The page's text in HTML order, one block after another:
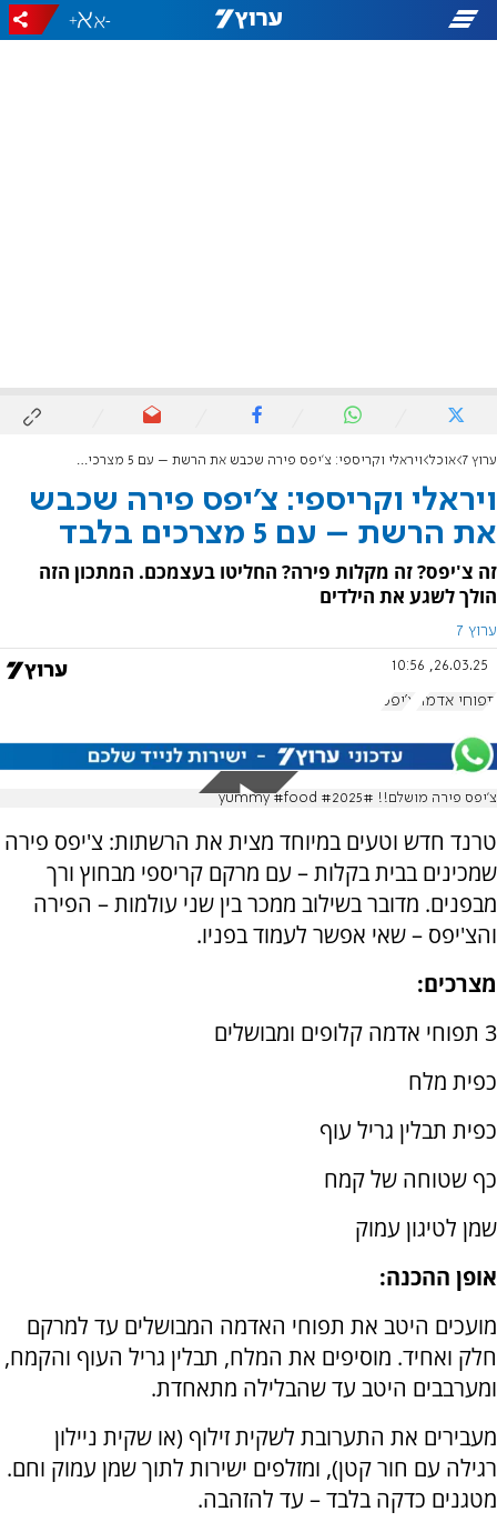
-
+
ערוץ 7 אוכל ויראלי וקריספי: צ'יפס פירה שכבש את הרשת – עם 5 מצרכים בלבד
ויראלי וקריספי: צ'יפס פירה שכבש
את הרשת – עם 5 מצרכים בלבד
זה צ'יפס? זה מקלות פירה? החליטו בעצמכם. המתכון הזה
הולך לשגע את הילדים
ערוץ 7
26.03.25, 10:56
תפוחי אדמה צ'יפס
צ'יפס פירה מושלם!! #yummy #food #2025
טרנד חדש וטעים במיוחד מצית את הרשתות: צ'יפס פירה
שמכינים בבית בקלות – עם מרקם קריספי מבחוץ ורך
מבפנים. מדובר בשילוב ממכר בין שני עולמות – הפירה
והצ'יפס – שאי אפשר לעמוד בפניו.
מצרכים:
3 תפוחי אדמה קלופים ומבושלים
כפית מלח
כפית תבלין גריל עוף
כף שטוחה של קמח
שמן לטיגון עמוק
אופן ההכנה:
מועכים היטב את תפוחי האדמה המבושלים עד למרקם
חלק ואחיד. מוסיפים את המלח, תבלין גריל העוף והקמח,
ומערבבים היטב עד שהבלילה מתאחדת.
מעבירים את התערובת לשקית זילוף (או שקית ניילון
רגילה עם חור קטן), ומזלפים ישירות לתוך שמן עמוק וחם.
מטגנים כדקה בלבד – עד להזהבה.